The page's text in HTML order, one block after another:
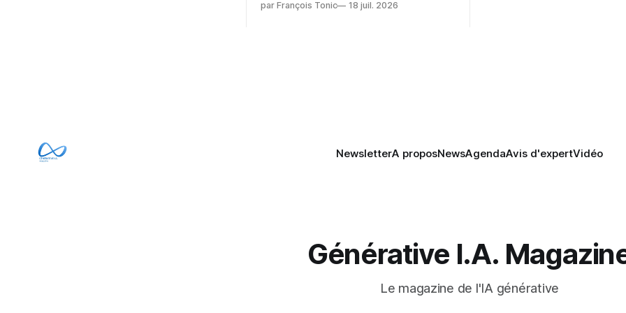
écrit : Je pense que cela rend l'objectif
par François Tonic 18 juil. 2026
NewsletterA proposNewsAgendaAvis d'expertVidéo
Générative I.A.
Le magazine de l'IA générative